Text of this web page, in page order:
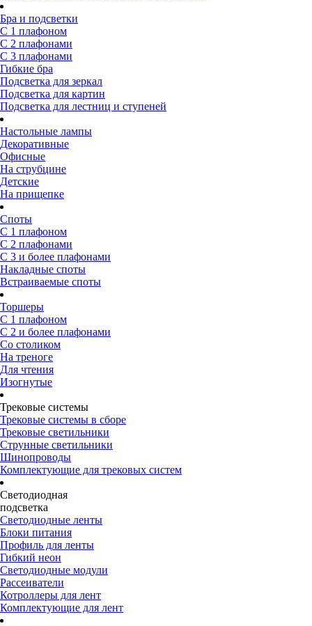
Бра и подсветки
С 1 плафоном
С 2 плафонами
С 3 плафонами
Гибкие бра
Подсветка для зеркал
Подсветка для картин
Подсветка для лестниц и ступеней
Настольные лампы
Декоративные
Офисные
На струбцине
Детские
На прищепке
Споты
С 1 плафоном
С 2 плафонами
С 3 и более плафонами
Накладные споты
Встраиваемые споты
Торшеры
С 1 плафоном
С 2 и более плафонами
Со столиком
На треноге
Для чтения
Изогнутые
Трековые системы
Трековые системы в сборе
Трековые светильники
Струнные светильники
Шинопроводы
Комплектующие для трековых систем
Светодиодная
подсветка
Светодиодные ленты
Блоки питания
Профиль для ленты
Гибкий неон
Светодиодные модули
Рассеиватели
Котроллеры для лент
Комплектующие для лент